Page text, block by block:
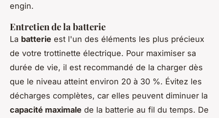
engin.
Entretien de la batterie
La batterie est l'un des éléments les plus précieux
de votre trottinette électrique. Pour maximiser sa
durée de vie, il est recommandé de la charger dès
que le niveau atteint environ 20 à 30 %. Évitez les
décharges complètes, car elles peuvent diminuer la
capacité maximale de la batterie au fil du temps. De